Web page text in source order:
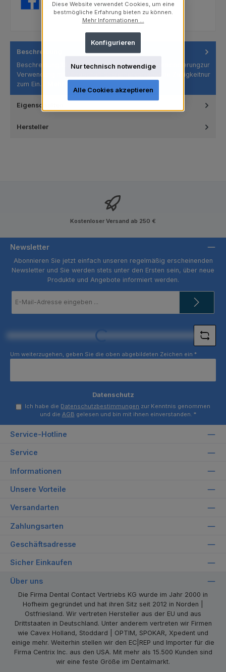
Beschreibung
Beschreibung33 mm langNiTi-LegierungISO-Farbcodierungzur
Verwendung mit Ultraschall-Scalerhervorragende Zähigkeitnur
zum Ein…
Eigenschaften
Hersteller
Kostenloser Versand ab 250 €
Newsletter
Abonnieren Sie jetzt einfach unseren regelmäßig erscheinenden
Newsletter und Sie werden stets unter den Ersten sein, über neue
Produkte und Angebote informiert werden.
Mail-
Loading...
Um weiterzugehen, geben Sie die oben abgebildeten Zeichen ein *
Datenschutz
Ich habe die Datenschutzbestimmungen zur Kenntnis genommen
und die AGB gelesen und bin mit ihnen einverstanden. *
Service-Hotline
Service
Informationen
Unsere Vorteile
Versandarten
Zahlungsarten
Geschäftsadresse
Sicher Einkaufen
Über uns
Die Firma Dental Contact Vertriebs KG wurde im Jahr 2000 in
Hofheim gegründet und hat ihren Sitz seit 2012 in Norden |
Ostfriesland. Wir vertreten Hersteller aus der EU und aus
Drittstaaten in Deutschland. Unter anderem vertreten wir Firmen
wie Cavex Holland, Stoddard | OPTIM, SPOKAR, Xpedent und
einige mehr. Weiterhin stellen wir den EC|REP und Importer für die
Firma Centrix Inc. aus den USA. Mit mehr als 15.500 Kunden sind
wir eine feste Größe im Dentalmarkt.
Diese Website verwendet Cookies, um eine
bestmögliche Erfahrung bieten zu können.
Mehr Informationen ...
Nur technisch notwendige
Konfigurieren
Alle Cookies akzeptieren